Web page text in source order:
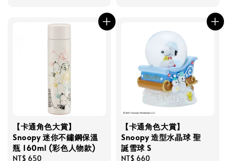
【卡通角色大賞】
Snoopy 迷你不鏽鋼保溫
瓶 160ml (彩色人物款)
Regular
NT$ 650
【卡通角色大賞】
Snoopy 造型水晶球 聖
誕雪球 S
Regular
NT$ 660